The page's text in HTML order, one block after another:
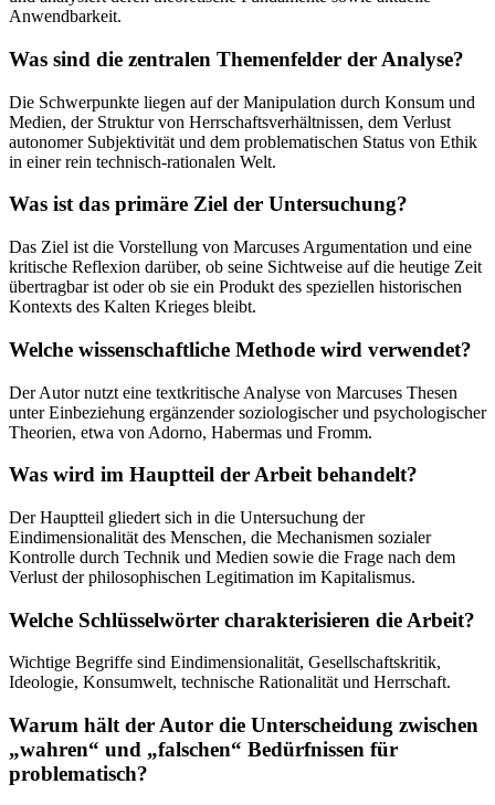
Anwendbarkeit.
Was sind die zentralen Themenfelder der Analyse?
Die Schwerpunkte liegen auf der Manipulation durch Konsum und
Medien, der Struktur von Herrschaftsverhältnissen, dem Verlust
autonomer Subjektivität und dem problematischen Status von Ethik
in einer rein technisch-rationalen Welt.
Was ist das primäre Ziel der Untersuchung?
Das Ziel ist die Vorstellung von Marcuses Argumentation und eine
kritische Reflexion darüber, ob seine Sichtweise auf die heutige Zeit
übertragbar ist oder ob sie ein Produkt des speziellen historischen
Kontexts des Kalten Krieges bleibt.
Welche wissenschaftliche Methode wird verwendet?
Der Autor nutzt eine textkritische Analyse von Marcuses Thesen
unter Einbeziehung ergänzender soziologischer und psychologischer
Theorien, etwa von Adorno, Habermas und Fromm.
Was wird im Hauptteil der Arbeit behandelt?
Der Hauptteil gliedert sich in die Untersuchung der
Eindimensionalität des Menschen, die Mechanismen sozialer
Kontrolle durch Technik und Medien sowie die Frage nach dem
Verlust der philosophischen Legitimation im Kapitalismus.
Welche Schlüsselwörter charakterisieren die Arbeit?
Wichtige Begriffe sind Eindimensionalität, Gesellschaftskritik,
Ideologie, Konsumwelt, technische Rationalität und Herrschaft.
Warum hält der Autor die Unterscheidung zwischen
„wahren“ und „falschen“ Bedürfnissen für
problematisch?